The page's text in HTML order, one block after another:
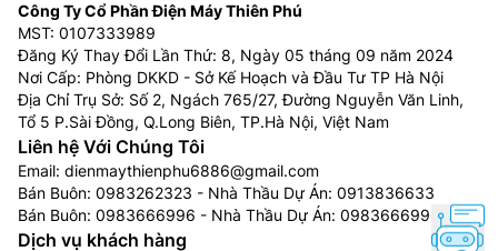
Công Ty Cổ Phần Điện Máy Thiên Phú
MST: 0107333989
Đăng Ký Thay Đổi Lần Thứ: 8, Ngày 05 tháng 09 năm 2024
Nơi Cấp: Phòng DKKD - Sở Kế Hoạch và Đầu Tư TP Hà Nội
Địa Chỉ Trụ Sở: Số 2, Ngách 765/27, Đường Nguyễn Văn Linh,
Tổ 5 P.Sài Đồng, Q.Long Biên, TP.Hà Nội, Việt Nam
Liên hệ Với Chúng Tôi
Email: dienmaythienphu6886@gmail.com
Bán Buôn: 0983262323 - Nhà Thầu Dự Án: 0913836633
Bán Buôn: 0983666996 - Nhà Thầu Dự Án: 0983666996
Dịch vụ khách hàng